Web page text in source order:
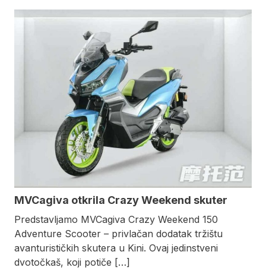
MVCagiva otkrila Crazy Weekend skuter
Predstavljamo MVCagiva Crazy Weekend 150
Adventure Scooter – privlačan dodatak tržištu
avanturističkih skutera u Kini. Ovaj jedinstveni
dvotočkaš, koji potiče […]